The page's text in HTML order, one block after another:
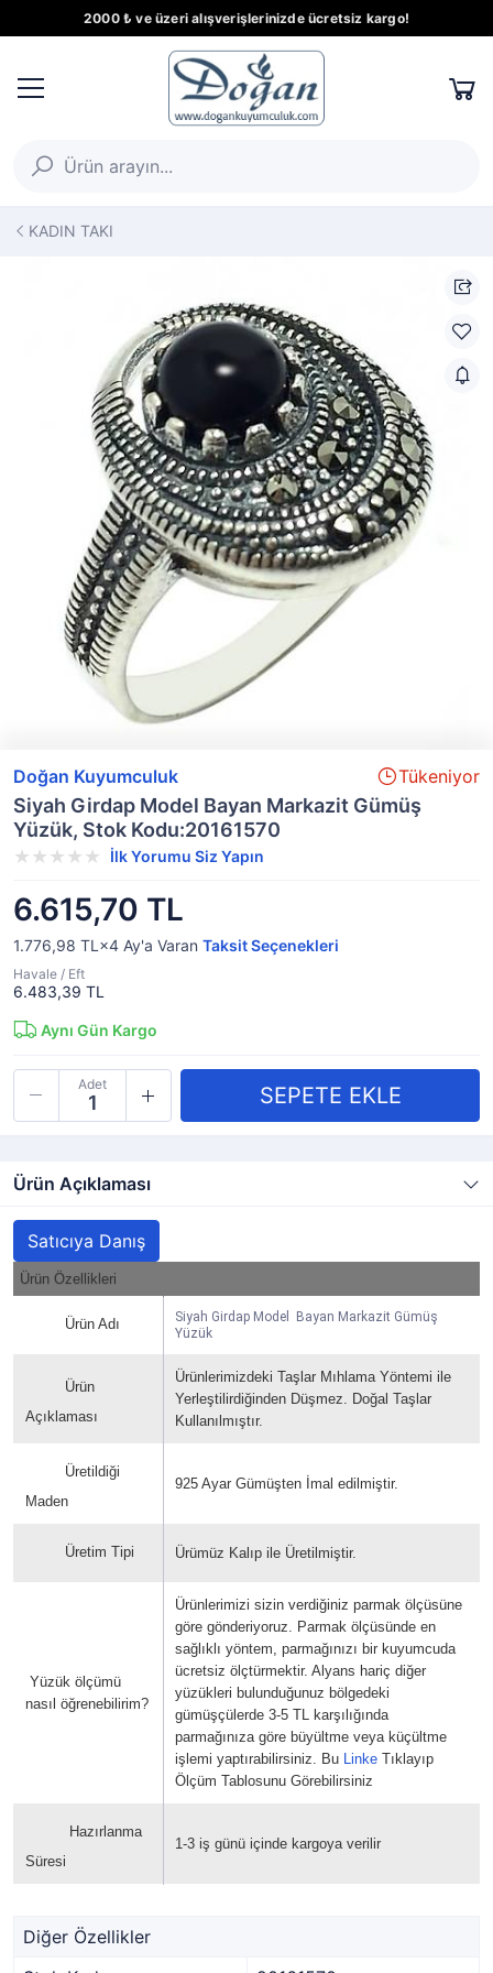
2000 ₺ ve üzeri alışverişlerinizde ücretsiz kargo!
KADIN TAKI
Doğan Kuyumculuk Tükeniyor
Siyah Girdap Model Bayan Markazit Gümüş
Yüzük, Stok Kodu:20161570
İlk Yorumu Siz Yapın
6.615,70 TL
1.776,98 TL×4 Ay'a Varan Taksit Seçenekleri
Havale / Eft
6.483,39 TL
Aynı Gün Kargo
Adet
Ürün Açıklaması
Satıcıya Danış
Ürün Özellikleri
Ürün Adı
Siyah Girdap Model Bayan Markazit Gümüş
Yüzük
Ürün
Açıklaması
Ürünlerimizdeki Taşlar Mıhlama Yöntemi ile
Yerleştilirdiğinden Düşmez. Doğal Taşlar
Kullanılmıştır.
Üretildiği
Maden
925 Ayar Gümüşten İmal edilmiştir.
Üretim Tipi Ürümüz Kalıp ile Üretilmiştir.
Yüzük ölçümü
nasıl öğrenebilirim?
Ürünlerimizi sizin verdiğiniz parmak ölçüsüne
göre gönderiyoruz. Parmak ölçüsünde en
sağlıklı yöntem, parmağınızı bir kuyumcuda
ücretsiz ölçtürmektir. Alyans hariç diğer
yüzükleri bulunduğunuz bölgedeki
gümüşçülerde 3-5 TL karşılığında
parmağınıza göre büyültme veya küçültme
işlemi yaptırabilirsiniz. Bu Linke Tıklayıp
Ölçüm Tablosunu Görebilirsiniz
Hazırlanma
Süresi
1-3 iş günü içinde kargoya verilir
Diğer Özellikler